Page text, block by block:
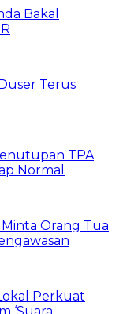
Bakal
Terus
TPA
Normal
Orang Tua
Perkuat